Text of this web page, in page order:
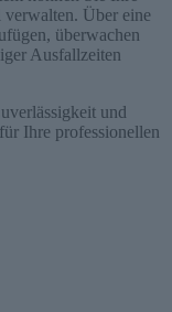
verwalten. Über eine
überwachen
Ausfallzeiten
und
Ihre professionellen